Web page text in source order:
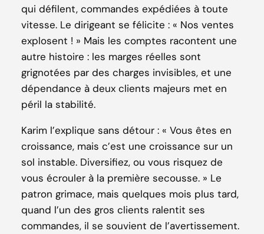
qui défilent, commandes expédiées à toute
vitesse. Le dirigeant se félicite : « Nos ventes
explosent ! » Mais les comptes racontent une
autre histoire : les marges réelles sont
grignotées par des charges invisibles, et une
dépendance à deux clients majeurs met en
péril la stabilité.
Karim l’explique sans détour : « Vous êtes en
croissance, mais c’est une croissance sur un
sol instable. Diversifiez, ou vous risquez de
vous écrouler à la première secousse. » Le
patron grimace, mais quelques mois plus tard,
quand l’un des gros clients ralentit ses
commandes, il se souvient de l’avertissement.